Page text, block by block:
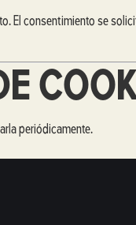
El consentimiento se
periódicamente.